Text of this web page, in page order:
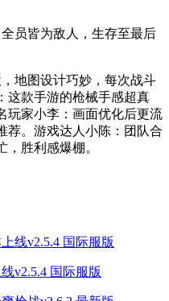
员皆为敌人，生存至最后
地图设计巧妙，每次战斗
这款手游的枪械手感超真
玩家小李：画面优化后更流
荐。游戏达人小陈：团队合
胜利感爆棚。
v2.5.4 国际服版